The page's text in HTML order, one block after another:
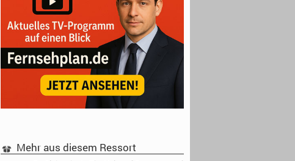
Mehr aus diesem Ressort